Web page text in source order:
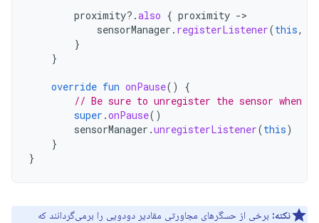
proximity?.also { proximity -
sensorManager . registerListener(this,
}
}
override fun onPause()
{
// Be sure to unregister the sensor when
super .onPause()
sensorManager .unregisterListener(this)
}
}
نکته: برخی از حسگرهای مجاورتی مقادیر دودویی را برمی‌گردانند که